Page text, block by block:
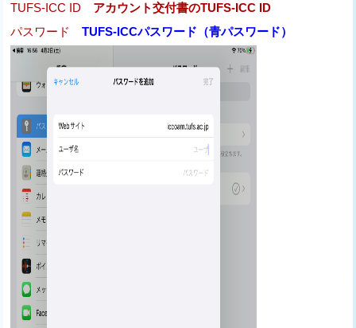
TUFS-ICC ID アカウント交付書のTUFS-ICC ID
パスワードTUFS-ICCパスワード（青パスワード）